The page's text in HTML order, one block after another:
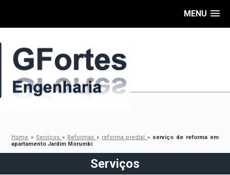
MENU
Home » Serviços » Reformas » reforma predial»serviço de reforma em
apartamento Jardim Morumbi
Serviços